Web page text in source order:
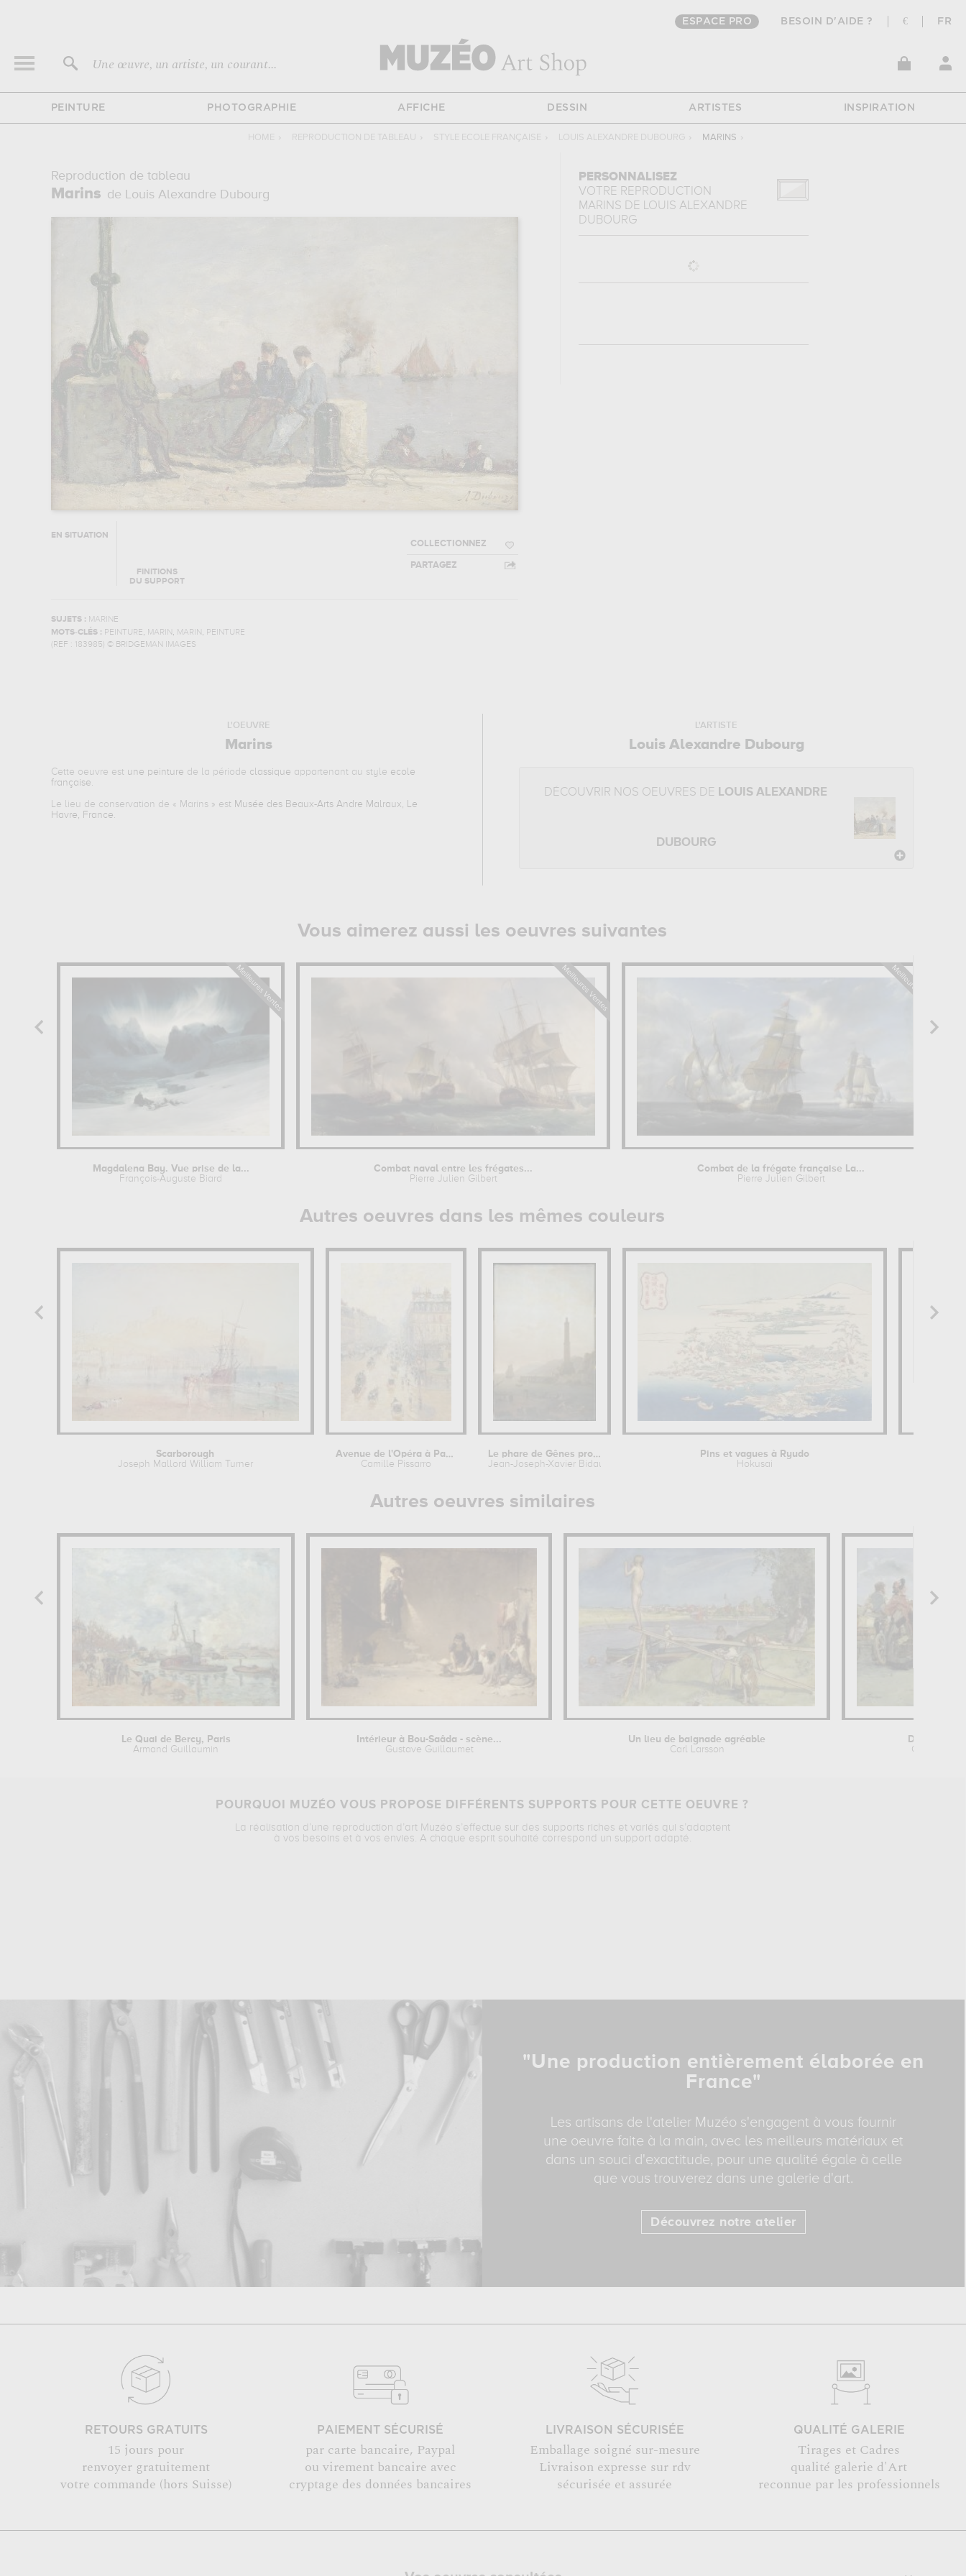
ESPACE PRO BESOIN D'AIDE ? € FR
Une œuvre, un artiste, un courant...
PEINTURE PHOTOGRAPHIE AFFICHE DESSIN ARTISTES INSPIRATION
HOME › REPRODUCTION DE TABLEAU › STYLE ECOLE FRANÇAISE › LOUIS ALEXANDRE DUBOURG › MARINS ›
Reproduction de tableau
Marins de Louis Alexandre Dubourg
EN SITUATION
FINITIONS
DU SUPPORT
COLLECTIONNEZ
PARTAGEZ
SUJETS : MARINE
MOTS-CLÉS : PEINTURE, MARIN, MARIN, PEINTURE
(REF :
183985) © BRIDGEMAN IMAGES
PERSONNALISEZ
VOTRE REPRODUCTION
MARINS DE LOUIS ALEXANDRE
DUBOURG
L'OEUVRE
Marins
Cette oeuvre est une peinture de la période classique appartenant au style ecole
française.
Le lieu de conservation de « Marins » est Musée des Beaux-Arts Andre Malraux, Le
Havre, France.
L'ARTISTE
Louis Alexandre Dubourg
DÉCOUVRIR NOS OEUVRES DE LOUIS ALEXANDRE
DUBOURG
Vous aimerez aussi les oeuvres suivantes
Magdalena Bay. Vue prise de la...
François-Auguste Biard
Combat naval entre les frégates...
Pierre Julien Gilbert
Combat de la frégate française La...
Pierre Julien Gilbert
Autres oeuvres dans les mêmes couleurs
Scarborough
Joseph Mallord William Turner
Avenue de l'Opéra à Paris
Camille Pissarro
Le phare de Gênes provenant du...
Jean-Joseph-Xavier Bidauld
Pins et vagues à Ryudo
Hokusai
Autres oeuvres similaires
Le Quai de Bercy, Paris
Armand Guillaumin
Intérieur à Bou-Saâda - scène...
Gustave Guillaumet
Un lieu de baignade agréable
Carl Larsson
Départ
Guillaume
POURQUOI MUZÉO VOUS PROPOSE DIFFÉRENTS SUPPORTS POUR CETTE OEUVRE ?
La réalisation d’une reproduction d’art Muzéo s’effectue sur des supports riches et variés qui s’adaptent
à vos besoins et à vos envies. A chaque esprit souhaité correspond un support adapté.
"Une production entièrement élaborée en
France"
Les artisans de l'atelier Muzéo s'engagent à vous fournir
une oeuvre faite à la main, avec les meilleurs matériaux et
dans un souci d'exactitude, pour une qualité égale à celle
que vous trouverez dans une galerie d'art.
Découvrez notre atelier
RETOURS GRATUITS
15 jours pour
renvoyer gratuitement
votre commande (hors Suisse)
PAIEMENT SÉCURISÉ
par carte bancaire, Paypal
ou virement bancaire avec
cryptage des données bancaires
LIVRAISON SÉCURISÉE
Emballage soigné sur-mesure
Livraison expresse sur rdv
sécurisée et assurée
QUALITÉ GALERIE
Tirages et Cadres
qualité galerie d'Art
reconnue par les professionnels